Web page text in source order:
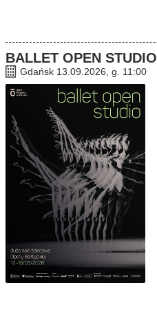
BALLET OPEN STUDIO
Gdańsk 13.09.2026, g. 11:00